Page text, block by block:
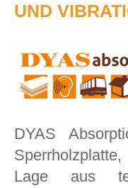
UND
DYAS
Lage aus